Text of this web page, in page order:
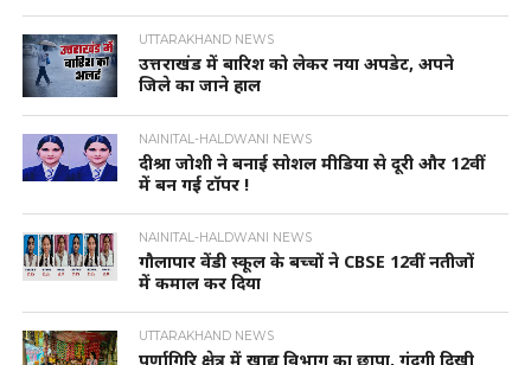
UTTARAKHAND NEWS
उत्तराखंड में बारिश को लेकर नया अपडेट, अपने
जिले का जाने हाल
NAINITAL-HALDWANI NEWS
दीश्रा जोशी ने बनाई सोशल मीडिया से दूरी और 12वीं
में बन गई टॉपर !
NAINITAL-HALDWANI NEWS
गौलापार वेंडी स्कूल के बच्चों ने CBSE 12वीं नतीजों
में कमाल कर दिया
UTTARAKHAND NEWS
पूर्णागिरि क्षेत्र में खाद्य विभाग का छापा, गंदगी दिखी